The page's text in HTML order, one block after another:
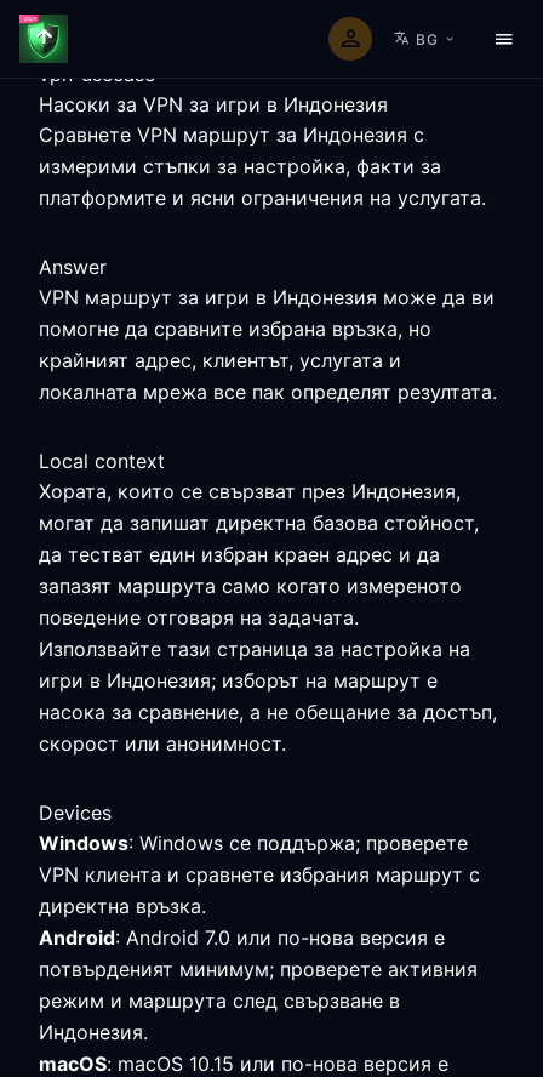
BG
vpn-usecase
Насоки за VPN за игри в Индонезия
Сравнете VPN маршрут за Индонезия с
измерими стъпки за настройка, факти за
платформите и ясни ограничения на услугата.
Answer
VPN маршрут за игри в Индонезия може да ви
помогне да сравните избрана връзка, но
крайният адрес, клиентът, услугата и
локалната мрежа все пак определят резултата.
Local context
Хората, които се свързват през Индонезия,
могат да запишат директна базова стойност,
да тестват един избран краен адрес и да
запазят маршрута само когато измереното
поведение отговаря на задачата.
Използвайте тази страница за настройка на
игри в Индонезия; изборът на маршрут е
насока за сравнение, а не обещание за достъп,
скорост или анонимност.
Devices
Windows: Windows се поддържа; проверете
VPN клиента и сравнете избрания маршрут с
директна връзка.
Android: Android 7.0 или по-нова версия е
потвърденият минимум; проверете активния
режим и маршрута след свързване в
Индонезия.
macOS: macOS 10.15 или по-нова версия е